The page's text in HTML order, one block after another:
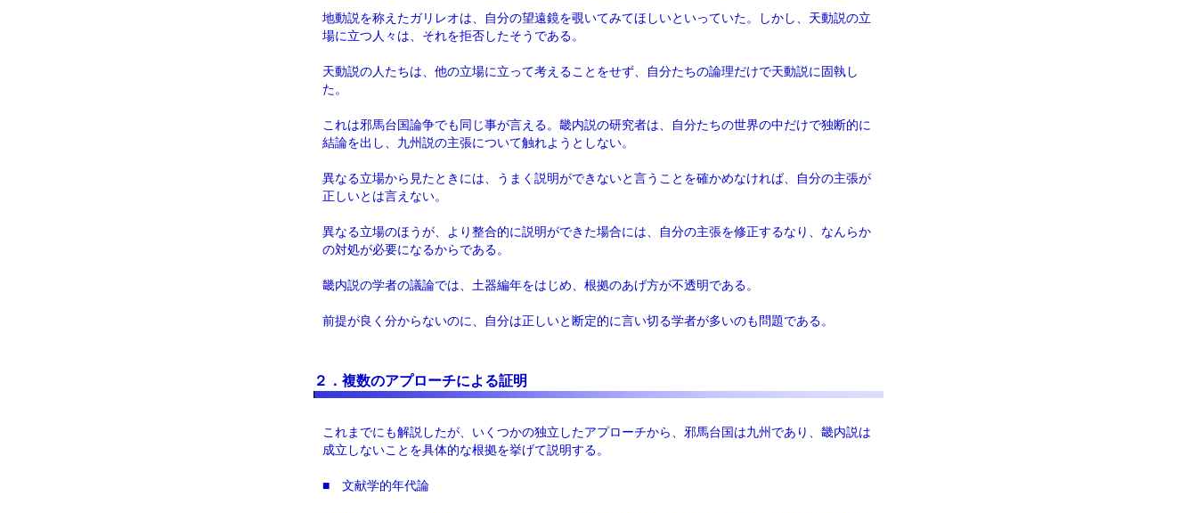
地動説を称えたガリレオは、自分の望遠鏡を覗いてみてほしいといっていた。しかし、天動説の立
場に立つ人々は、それを拒否したそうである。
天動説の人たちは、他の立場に立って考えることをせず、自分たちの論理だけで天動説に固執し
た。
これは邪馬台国論争でも同じ事が言える。畿内説の研究者は、自分たちの世界の中だけで独断的に
結論を出し、九州説の主張について触れようとしない。
異なる立場から見たときには、うまく説明ができないと言うことを確かめなければ、自分の主張が
正しいとは言えない。
異なる立場のほうが、より整合的に説明ができた場合には、自分の主張を修正するなり、なんらか
の対処が必要になるからである。
畿内説の学者の議論では、土器編年をはじめ、根拠のあげ方が不透明である。
前提が良く分からないのに、自分は正しいと断定的に言い切る学者が多いのも問題である。
２．複数のアプローチによる証明
これまでにも解説したが、いくつかの独立したアプローチから、邪馬台国は九州であり、畿内説は
成立しないことを具体的な根拠を挙げて説明する。
■ 文献学的年代論